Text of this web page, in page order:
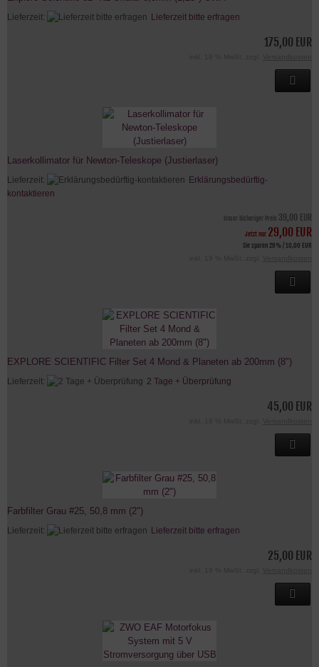
Lieferzeit: Lieferzeit bitte erfragen
175,00 EUR
Laserkollimator für Newton-Teleskope (Justierlaser)
Lieferzeit:
Erklärungsbedürftig-
kontaktieren
Unser bisheriger Preis 39,00 EUR
Jetzt nur 29,00 EUR
Sie sparen 26% / 10,00 EUR
EXPLORE SCIENTIFIC Filter Set 4 Mond & Planeten ab 200mm (8")
Lieferzeit: 2 Tage + Überprüfung
45,00 EUR
Farbfilter Grau #25, 50,8 mm (2")
Lieferzeit: Lieferzeit bitte erfragen
25,00 EUR